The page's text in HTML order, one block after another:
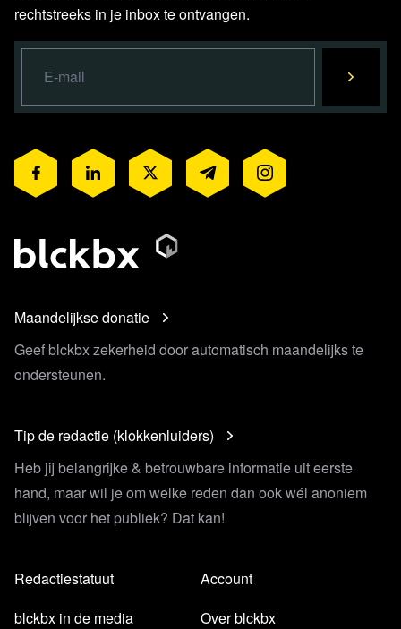
rechtstreeks in je inbox te ontvangen.
Maandelijkse donatie
Geef blckbx zekerheid door automatisch maandelijks te
ondersteunen.
Tip de redactie (klokkenluiders)
Heb jij belangrijke & betrouwbare informatie uit eerste
hand, maar wil je om welke reden dan ook wél anoniem
blijven voor het publiek? Dat kan!
Redactiestatuut
blckbx in de media
Account
Over blckbx